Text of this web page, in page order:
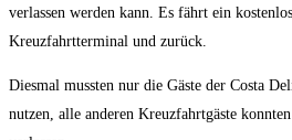
verlassen werden kann. Es fährt ein
Kreuzfahrtterminal und zurück.
Diesmal mussten nur die Gäste der Costa
nutzen, alle anderen Kreuzfahrtgäste